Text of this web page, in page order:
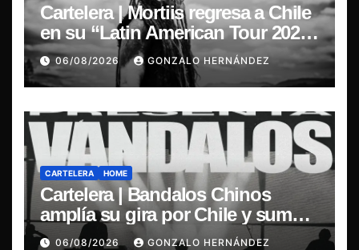
Cartelera | Mortiis regresa a Chile
en su “Latin American Tour 2026”
y exclusivo show en Sala RBX
06/08/2026 GONZALO HERNÁNDEZ
CARTELERA HOME
Cartelera | Bandalos Chinos
amplía su gira por Chile y suma
concierto en Concepción
06/08/2026 GONZALO HERNÁNDEZ